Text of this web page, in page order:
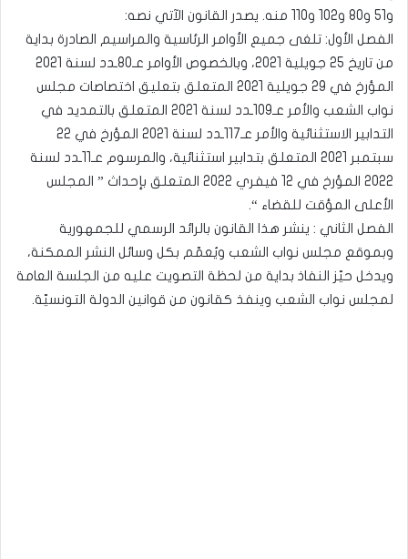
و51 و80 و102 و110 منه. يصدر القانون الآتي نصه:
الفصل الأول: تلغى جميع الأوامر الرئاسية والمراسيم الصادرة بداية
من تاريخ 25 جويلية 2021، وبالخصوص الأوامر عـ80ـدد لسنة 2021
المؤرخ في 29 جويلية 2021 المتعلق بتعليق اختصاصات مجلس
نواب الشعب والأمر عـ109ـدد لسنة 2021 المتعلق بالتمديد في
التدابير الاستثنائية والأمر عـ117ـدد لسنة 2021 المؤرخ في 22
سبتمبر 2021 المتعلق بتدابير استثنائية، والمرسوم عـ11ـدد لسنة
2022 المؤرخ في 12 فيفري 2022 المتعلق بإحداث ” المجلس
الأعلى المؤقت للقضاء “.
الفصل الثاني : ينشر هذا القانون بالرائد الرسمي للجمهورية
وبموقع مجلس نواب الشعب ويُعمّم بكل وسائل النشر الممكنة،
ويدخل حيّز النفاذ بداية من لحظة التصويت عليه من الجلسة العامة
لمجلس نواب الشعب وينفذ كقانون من قوانين الدولة التونسيّة.